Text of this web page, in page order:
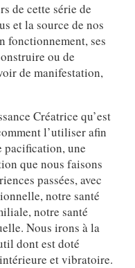
de cette série de
et la source de nos
fonctionnement, ses
ou de
de manifestation,
Créatrice qu’est
l’utiliser afin
pacification, une
que nous faisons
passées, avec
notre santé
notre santé
Nous irons à la
dont est doté
et vibratoire.